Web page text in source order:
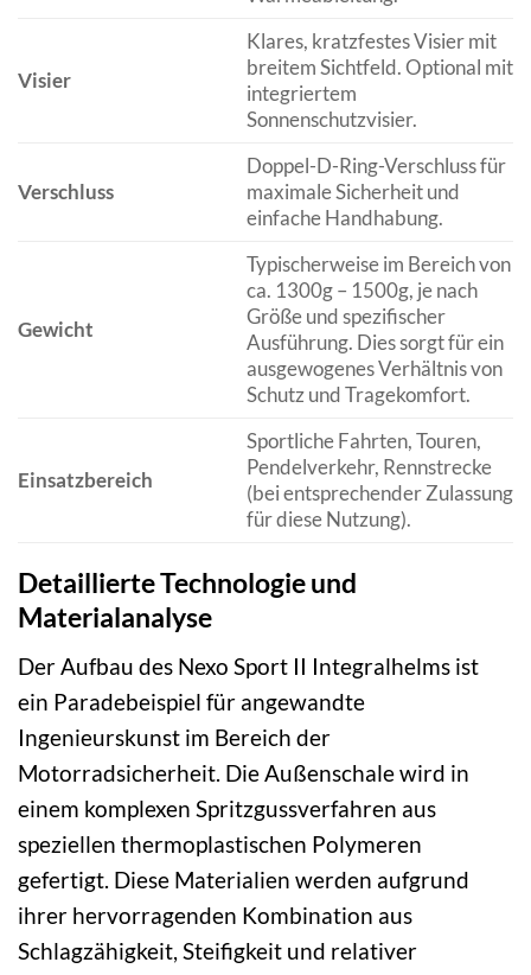
Visier
Klares, kratzfestes Visier mit
breitem Sichtfeld. Optional mit
integriertem
Sonnenschutzvisier.
Verschluss
Doppel-D-Ring-Verschluss für
maximale Sicherheit und
einfache Handhabung.
Gewicht
Typischerweise im Bereich von
ca. 1300g – 1500g, je nach
Größe und spezifischer
Ausführung. Dies sorgt für ein
ausgewogenes Verhältnis von
Schutz und Tragekomfort.
Einsatzbereich
Sportliche Fahrten, Touren,
Pendelverkehr, Rennstrecke
(bei entsprechender Zulassung
für diese Nutzung).
Detaillierte Technologie und
Materialanalyse
Der Aufbau des Nexo Sport II Integralhelms ist
ein Paradebeispiel für angewandte
Ingenieurskunst im Bereich der
Motorradsicherheit. Die Außenschale wird in
einem komplexen Spritzgussverfahren aus
speziellen thermoplastischen Polymeren
gefertigt. Diese Materialien werden aufgrund
ihrer hervorragenden Kombination aus
Schlagzähigkeit, Steifigkeit und relativer